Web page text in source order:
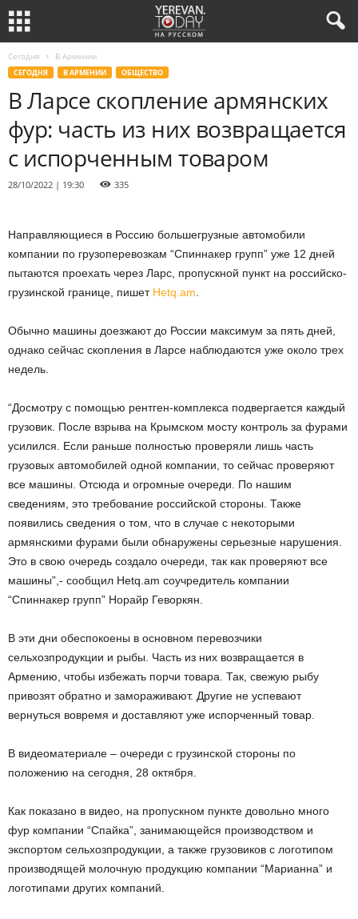
Сегодня В Армении
СЕГОДНЯ В АРМЕНИИ ОБЩЕСТВО
В Ларсе скопление армянских
фур: часть из них возвращается
с испорченным товаром
28/10/2022 | 19:30 335
Направляющиеся в Россию большегрузные автомобили
компании по грузоперевозкам “Спиннакер групп” уже 12 дней
пытаются проехать через Ларс, пропускной пункт на российско-
грузинской границе, пишет Hetq.am
Обычно машины доезжают до России максимум за пять дней,
однако сейчас скопления в Ларсе наблюдаются уже около трех
недель.
“Досмотру с помощью рентген-комплекса подвергается каждый
грузовик. После взрыва на Крымском мосту контроль за фурами
усилился. Если раньше полностью проверяли лишь часть
грузовых автомобилей одной компании, то сейчас проверяют
все машины. Отсюда и огромные очереди. По нашим
сведениям, это требование российской стороны. Также
появились сведения о том, что в случае с некоторыми
армянскими фурами были обнаружены серьезные нарушения.
Это в свою очередь создало очереди, так как проверяют все
машины”,- сообщил Hetq.am соучредитель компании
“Спиннакер групп” Норайр Геворкян.
В эти дни обеспокоены в основном перевозчики
сельхозпродукции и рыбы. Часть из них возвращается в
Армению, чтобы избежать порчи товара. Так, свежую рыбу
привозят обратно и замораживают. Другие не успевают
вернуться вовремя и доставляют уже испорченный товар.
В видеоматериале – очереди с грузинской стороны по
положению на сегодня, 28 октября.
Как показано в видео, на пропускном пункте довольно много
фур компании “Спайка”, занимающейся производством и
экспортом сельхозпродукции, а также грузовиков с логотипом
производящей молочную продукцию компании “Марианна” и
логотипами других компаний.